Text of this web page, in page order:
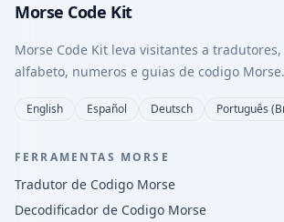
Morse Code Kit
Morse Code Kit leva visitantes a
alfabeto, numeros e guias de codigo Morse.
English Español Deutsch Português
FERRAMENTAS MORSE
Tradutor de Codigo Morse
Decodificador de Codigo Morse